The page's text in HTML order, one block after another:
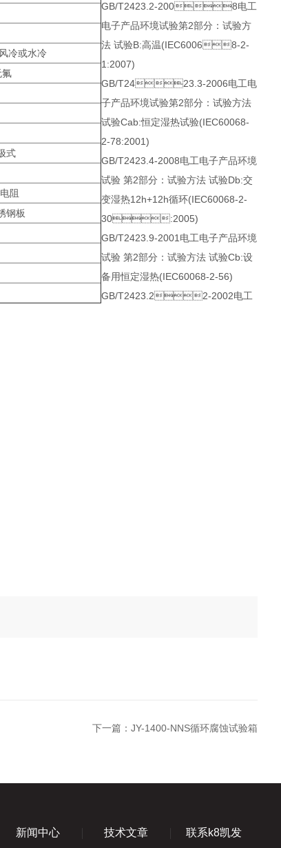
冷或水冷
氟
式
阻
钢板
GB/T2423.2-2008电工
电子产品环境试验第2部分：试验方
法 试验B:高温(IEC60068-2-
1:2007)
GB/T2423.3-2006电工电
子产品环境试验第2部分：试验方法
试验Cab:恒定湿热试验(IEC60068-
2-78:2001)
GB/T2423.4-2008电工电子产品环境
试验 第2部分：试验方法 试验Db:交
变湿热12h+12h循环(IEC60068-2-
30:2005)
GB/T2423.9-2001电工电子产品环境
试验 第2部分：试验方法 试验Cb:设
备用恒定湿热(IEC60068-2-56)
GB/T2423.22-2002电工
下一篇：JY-1400-NNS循环腐蚀试验箱
新闻中心 技术文章 联系k8凯发